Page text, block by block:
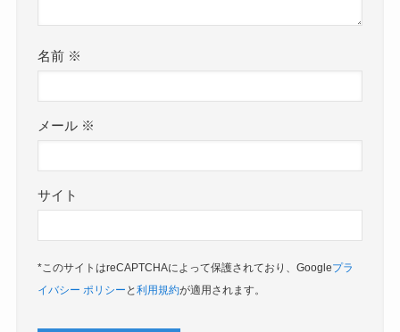
名前 ※
メール ※
サイト
*このサイトはreCAPTCHAによって保護されており、Googleプラ
イバシー ポリシー と利用規約が適用されます。